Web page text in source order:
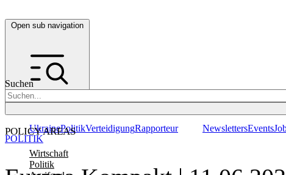
Open sub navigation
Suchen
POLICY AREAS
Wirtschaft
Politik
UkrainePolitikVerteidigungRapporteur NewslettersEvents
POLITIK